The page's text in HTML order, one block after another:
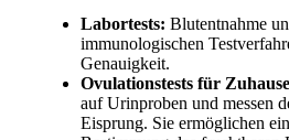
Labortests: Blutentnahme
immunologischen
Genauigkeit.
Ovulationstests für
auf Urinproben und messen
Eisprung. Sie ermöglichen